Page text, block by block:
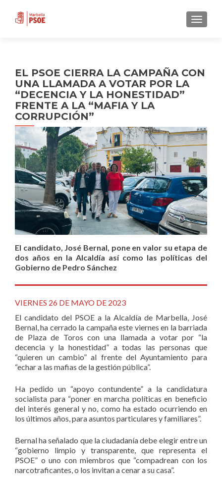
EL PSOE CIERRA LA CAMPAÑA CON
UNA LLAMADA A VOTAR POR LA
“DECENCIA Y LA HONESTIDAD”
FRENTE A LA “MAFIA Y LA
CORRUPCIÓN”
El candidato, José Bernal, pone en valor su etapa de
dos años en la Alcaldía así como las políticas del
Gobierno de Pedro Sánchez
VIERNES 26 DE MAYO DE 2023
El candidato del PSOE a la Alcaldía de Marbella, José
Bernal, ha cerrado la campaña este viernes en la barriada
de Plaza de Toros con una llamada a votar por “la
decencia y la honestidad” a todas las personas que
“quieren un cambio” al frente del Ayuntamiento para
“echar a las mafias de la gestión pública”.
Ha pedido un “apoyo contundente” a la candidatura
socialista para “poner en marcha políticas en beneficio
del interés general y no, como ha estado ocurriendo en
los últimos años, para asuntos particulares y familiares”.
Bernal ha señalado que la ciudadanía debe elegir entre un
“gobierno limpio y transparente, que representa el
PSOE” o uno con miembros que “compadrean con los
narcotraficantes, o los invitan a cenar a su casa”.